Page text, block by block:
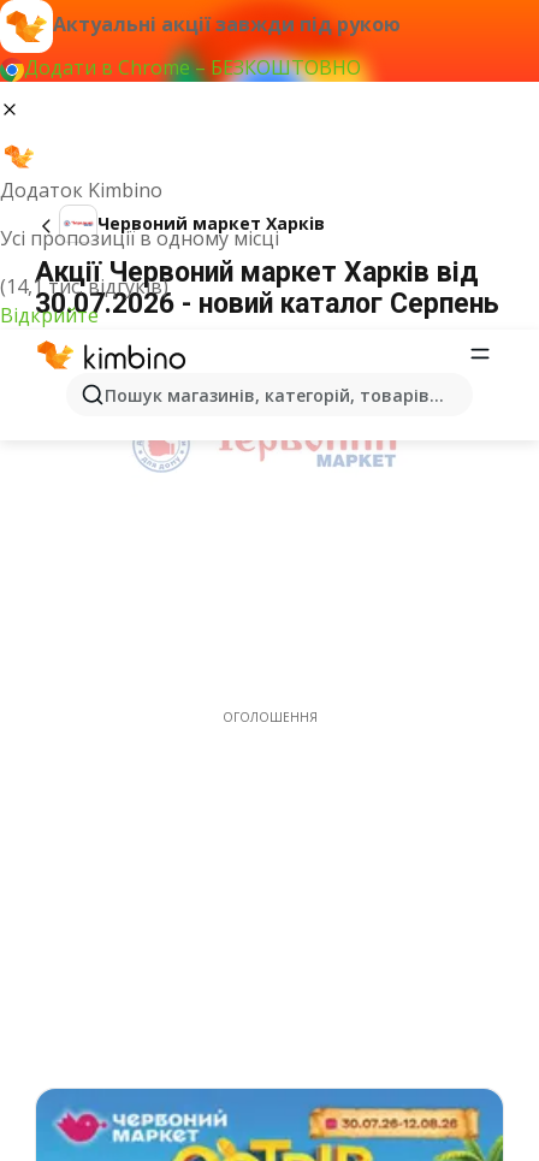
Актуальні акції завжди під рукою
Додати в Chrome – БЕЗКОШТОВНО
Додаток Kimbino
Усі пропозиції в одному місці
(14,1 тис. відгуків)
Відкрийте
Пошук магазинів, категорій, товарів...
Червоний маркет Харків
Акції Червоний маркет Харків від
30.07.2026 - новий каталог Серпень
ОГОЛОШЕННЯ